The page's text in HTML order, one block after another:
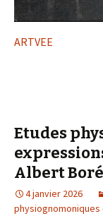
ARTVEE
Etudes
Albert
4 janvier 2026